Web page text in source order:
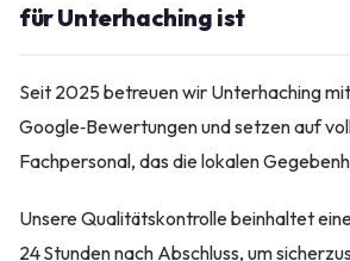
für Unterhaching ist
Seit 2025 betreuen wir Unterhaching mit
Google‑Bewertungen und setzen auf
Fachpersonal, das die lokalen
Unsere Qualitätskontrolle beinhaltet
24 Stunden nach Abschluss, um